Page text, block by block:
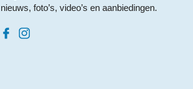
nieuws, foto’s, video’s en aanbiedingen.